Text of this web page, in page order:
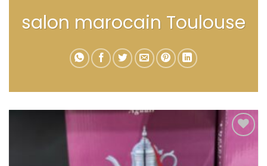
salon marocain Toulouse